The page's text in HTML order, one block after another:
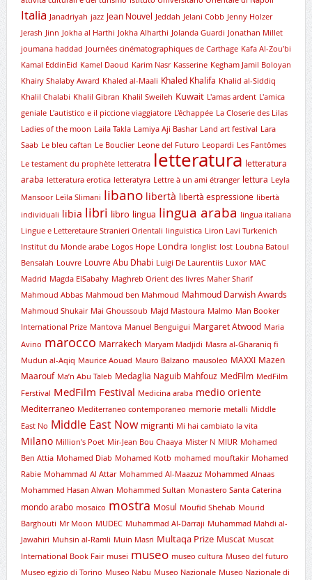
Italia Janadriyah jazz Jean Nouvel Jeddah Jelani Cobb Jenny Holzer
Jerash Jinn Jokha al Harthi Jokha Alharthi Jolanda Guardi Jonathan Millet
joumana haddad Journées cinématographiques de Carthage Kafa Al-Zou’bi
Kamal EddinEid Kamel Daoud Karim Nasr Kasserine Kegham Jamil Boloyan
Khairy Shalaby Award Khaled al-Maali Khaled Khalifa Khalid al-Siddiq
Khalil Chalabi Khalil Gibran Khalil Sweileh Kuwait L'amas ardent L'amica
geniale L'autistico e il piccione viaggiatore L'échappée La Closerie des Lilas
Ladies of the moon Laila Takla Lamiya Aji Bashar Land art festival Lara
Saab Le bleu caftan Le Bouclier Leone del Futuro Leopardi Les Fantômes
Le testament du prophète letteratra letteratura letteratura
araba letteratura erotica letteratyra Lettre à un ami étranger lettura Leyla
Mansoor Leïla Slimani libano libertà libertà espressione libertà
individuali libia libri libro lingua lingua araba lingua italiana
Lingue e Letteretaure Stranieri Orientali linguistica Liron Lavi Turkenich
lnstitut du Monde arabe Logos Hope Londra longlist lost Loubna Batoul
Bensalah Louvre Louvre Abu Dhabi Luigi De Laurentiis Luxor MAC
Madrid Magda ElSabahy Maghreb Orient des livres Maher Sharif
Mahmoud Abbas Mahmoud ben Mahmoud Mahmoud Darwish Awards
Mahmoud Shukair Mai Ghoussoub Majd Mastoura Malmo Man Booker
International Prize Mantova Manuel Benguigui Margaret Atwood Maria
Avino marocco Marrakech Maryam Madjidi Masra al-Gharaniq fi
Mudun al-Aqiq Maurice Aouad Mauro Balzano mausoleo MAXXI Mazen
Maarouf Ma’n Abu Taleb Medaglia Naguib Mahfouz MedFilm MedFilm
Ferstival MedFilm Festival Medicina araba medio oriente
Mediterraneo Mediterraneo contemporaneo memorie metalli Middle
East No Middle East Now migranti Mi hai cambiato la vita
Milano Million's Poet Mir-Jean Bou Chaaya Mister N MIUR Mohamed
Ben Attia Mohamed Diab Mohamed Kotb mohamed mouftakir Mohamed
Rabie Mohammad Al Attar Mohammed Al-Maazuz Mohammed Alnaas
Mohammed Hasan Alwan Mohammed Sultan Monastero Santa Caterina
mondo arabo mosaico mostra Mosul Moufid Shehab Mourid
Barghouti Mr Moon MUDEC Muhammad Al-Darraji Muhammad Mahdi al-
Jawahiri Muhsin al-Ramli Muin Masri Multaqa Prize Muscat Muscat
International Book Fair musei museo museo cultura Museo del futuro
Museo egizio di Torino Museo Nabu Museo Nazionale Museo Nazionale di